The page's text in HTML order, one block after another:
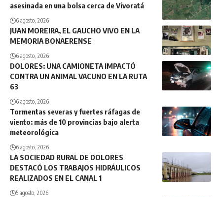
asesinada en una bolsa cerca de Vivoratá
6 agosto, 2026
JUAN MOREIRA, EL GAUCHO VIVO EN LA
MEMORIA BONAERENSE
6 agosto, 2026
DOLORES: UNA CAMIONETA IMPACTÓ
CONTRA UN ANIMAL VACUNO EN LA RUTA
63
6 agosto, 2026
Tormentas severas y fuertes ráfagas de
viento: más de 10 provincias bajo alerta
meteorológica
6 agosto, 2026
LA SOCIEDAD RURAL DE DOLORES
DESTACÓ LOS TRABAJOS HIDRÁULICOS
REALIZADOS EN EL CANAL 1
5 agosto, 2026